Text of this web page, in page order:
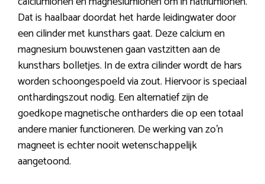
Dat is haalbaar doordat het harde leidingwater door
een cilinder met kunsthars gaat. Deze calcium en
magnesium bouwstenen gaan vastzitten aan de
kunsthars bolletjes. In de extra cilinder wordt de hars
worden schoongespoeld via zout. Hiervoor is speciaal
onthardingszout nodig. Een alternatief zijn de
goedkope magnetische ontharders die op een totaal
andere manier functioneren. De werking van zo’n
magneet is echter nooit wetenschappelijk
aangetoond.